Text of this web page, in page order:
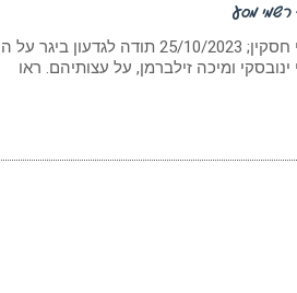
רשמי מסע
כתב: גילי חסקין; ‏25/10/2023 תודה
ינובסקי ומיכה זילברמן, על עצותיהם. ראו